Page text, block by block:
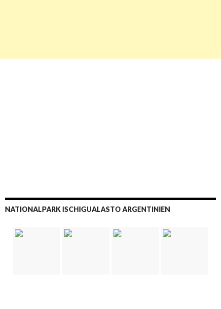
NATIONALPARK ISCHIGUALASTO ARGENTINIEN